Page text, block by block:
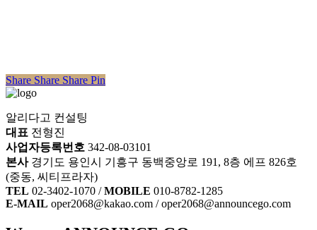
Share
Share Share Share Pin
알리다고 컨설팅
대표 전형진
사업자등록번호 342-08-03101
본사경기도 용인시 기흥구 동백중앙로 191, 8층 에프 826호
(중동, 씨티프라자)
TEL 02-3402-1070 /MOBILE 010-8782-1285
E-MAIL oper2068@kakao.com / oper2068@announcego.com